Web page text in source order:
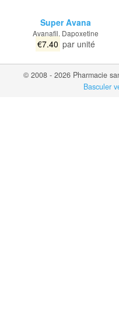
Super Avana
Avanafil, Dapoxetine
€7.40 par unité
© 2008 - 2026 Pharmacie
Basculer